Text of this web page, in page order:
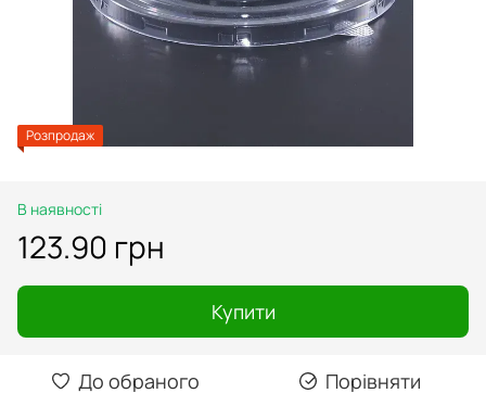
Розпродаж
В наявності
123.90 грн
Купити
До обраного Порівняти